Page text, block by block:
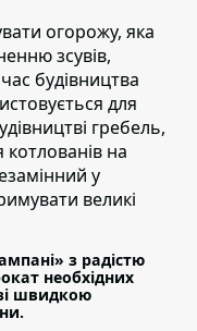
огорожу, яка
зсувів,
будівництва
для
гребель,
котлованів на
у
великі
з радістю
необхідних
зі швидкою